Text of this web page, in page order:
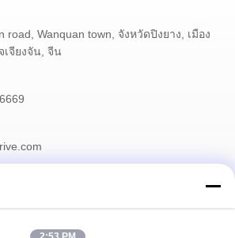
road, Wanquan town, จังหวัดปิงยาง, เมือง
เจียงจัน, จีน